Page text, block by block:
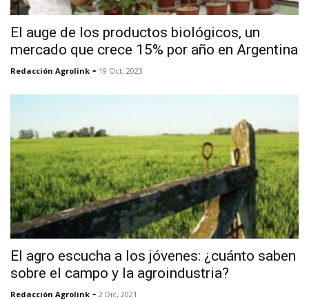
El auge de los productos biológicos, un
mercado que crece 15% por año en Argentina
Redacción Agrolink - 19 Oct, 2023
El agro escucha a los jóvenes: ¿cuánto saben
sobre el campo y la agroindustria?
Redacción Agrolink - 2 Dic, 2021